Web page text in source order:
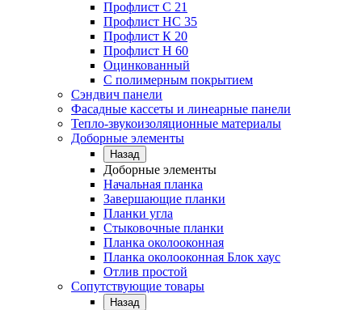
Профлист C 21
Профлист НС 35
Профлист К 20
Профлист Н 60
Оцинкованный
С полимерным покрытием
Сэндвич панели
Фасадные кассеты и линеарные панели
Тепло-звукоизоляционные материалы
Доборные элементы
Назад
Доборные элементы
Начальная планка
Завершающие планки
Планки угла
Стыковочные планки
Планка околооконная
Планка околооконная Блок хаус
Отлив простой
Сопутствующие товары
Назад